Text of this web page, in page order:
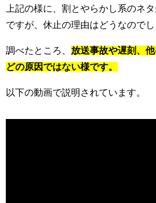
上記の様に、割とやらかし系のネ
ですが、休止の理由はどうなのでし
調べたところ、 放送事故や遅刻、
どの原因ではない様です。
以下の動画で説明されています。